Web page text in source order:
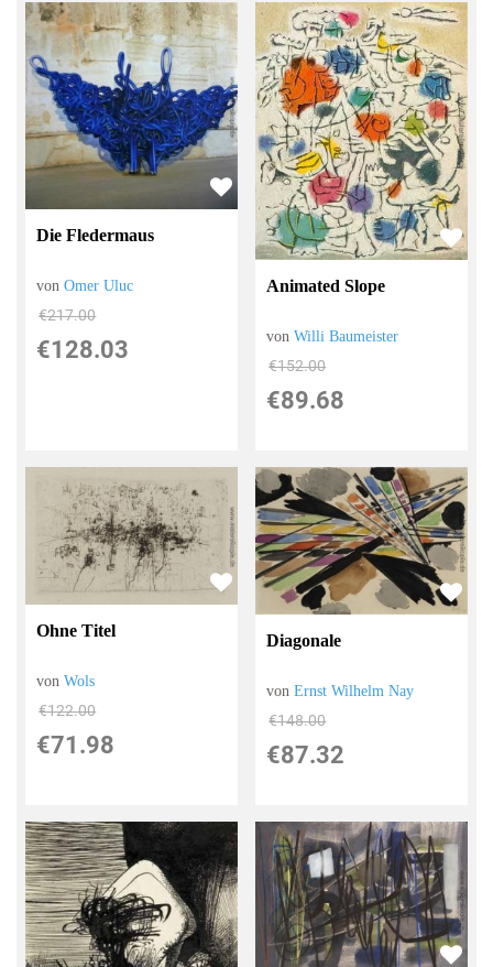
Die Fledermaus
vonOmer Uluc
€217.00
€128.03
Animated Slope
vonWilli Baumeister
€152.00
€89.68
Ohne Titel
vonWols
€122.00
€71.98
Diagonale
vonErnst Wilhelm Nay
€148.00
€87.32